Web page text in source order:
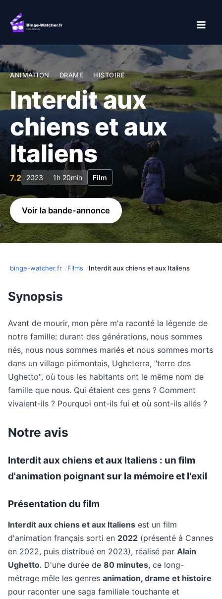
contenu
ANIMATION DRAME HISTOIRE
Interdit aux
chiens et aux
Italiens
7.2 2023 1h 20min Film
Voir la bande-annonce
binge-watcher.fr Films Interdit aux chiens et aux Italiens
Synopsis
Avant de mourir, mon père m'a raconté la légende de
notre famille: durant des générations, nous sommes
nés, nous nous sommes mariés et nous sommes morts
dans un village piémontais, Ugheterra, "terre des
Ughetto", où tous les habitants ont le même nom de
famille que nous. Qui étaient ces gens ? Comment
vivaient-ils ? Pourquoi ont-ils fui et où sont-ils allés ?
Notre avis
Interdit aux chiens et aux Italiens : un film
d'animation poignant sur la mémoire et l'exil
Présentation du film
Interdit aux chiens et aux Italiens est un film
d'animation français sorti en 2022 (présenté à Cannes
en 2022, puis distribué en 2023), réalisé par Alain
Ughetto. D'une durée de 80 minutes, ce long-
métrage mêle les genres animation, drame et histoire
pour raconter une saga familiale touchante et